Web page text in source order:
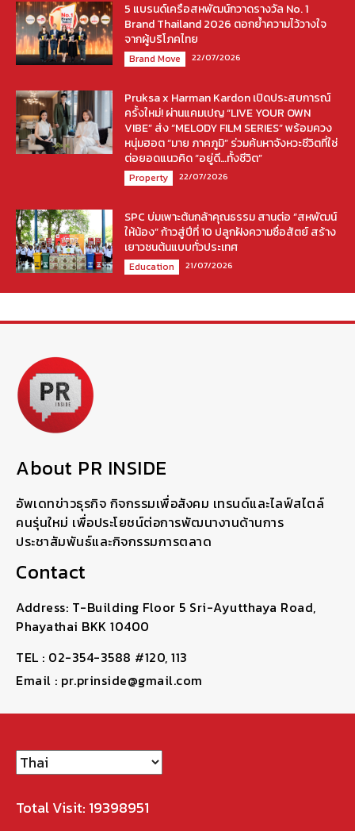
5 แบรนด์เครือสหพัฒน์กวาดรางวัล No. 1
Brand Thailand 2026 ตอกย้ำความไว้วางใจ
จากผู้บริโภคไทย
Brand Move 22/07/2026
Pruksa x Harman Kardon เปิดประสบการณ์
ครั้งใหม่! ผ่านแคมเปญ “LIVE YOUR OWN
VIBE” ส่ง “MELODY FILM SERIES” พร้อมควง
หนุ่มฮอต “มาย ภาคภูมิ” ร่วมค้นหาจังหวะชีวิตที่ใช่
ต่อยอดแนวคิด “อยู่ดี…ทั้งชีวิต”
Property 22/07/2026
SPC บ่มเพาะต้นกล้าคุณธรรม สานต่อ “สหพัฒน์
ให้น้อง” ก้าวสู่ปีที่ 10 ปลูกฝังความซื่อสัตย์ สร้าง
เยาวชนต้นแบบทั่วประเทศ
Education 21/07/2026
About PR INSIDE
อัพเดทข่าวธุรกิจ กิจกรรมเพื่อสังคม เทรนด์และไลฟ์สไตล์
คนรุ่นใหม่ เพื่อประโยชน์ต่อการพัฒนางานด้านการ
ประชาสัมพันธ์และกิจกรรมการตลาด
Contact
Address: T-Building Floor 5 Sri-Ayutthaya Road,
Phayathai BKK 10400
TEL : 02-354-3588 #120, 113
Email : pr.prinside@gmail.com
Total Visit: 19398951